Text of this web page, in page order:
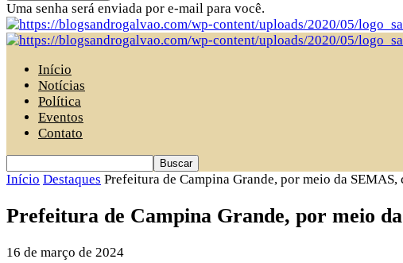
Uma senha será enviada por e-mail para você.
Início
Notícias
Política
Eventos
Contato
Início Destaques Prefeitura de Campina Grande, por meio da SEMAS,
Prefeitura de Campina Grande, por meio
16 de março de 2024